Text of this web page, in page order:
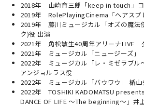
2018年 山崎育三郎「keep in touch」コ
2019年 RolePlayingCinema「ヘアスプ
2019年 藤川ミュージカル「オズの魔法
ク)役 出演
2021年 角松敏生40周年アリーナLIVE
2021年 ミュージカル「ニュージーズ
2022年 ミュージカル「レ・ミゼラブル
アンジョルラス役
2022年 ミュージカル「バウワウ」 楯山
2022年 TOSHIKI KADOMATSU
DANCE OF LIFE 〜The beginning〜」井